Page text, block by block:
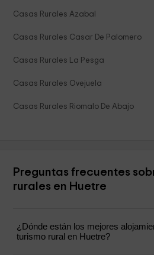
Casas Rurales Azabal
Casas Rurales Casar De Palomero
Casas Rurales La Pesga
Casas Rurales Ovejuela
Casas Rurales Riomalo De Abajo
Preguntas frecuentes
rurales en Huetre
¿Dónde están los mejores
turismo rural en Huetre?